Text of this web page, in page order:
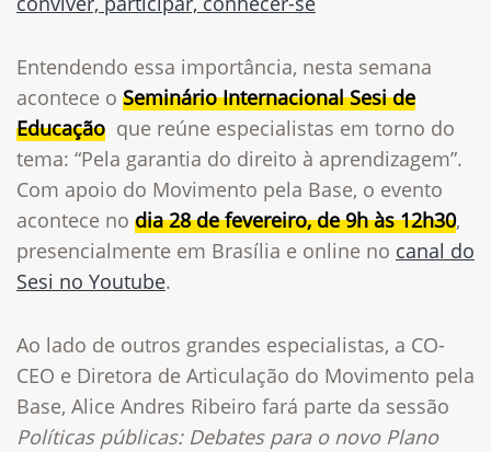
Entendendo essa importância, nesta semana
acontece o Seminário Internacional Sesi de
Educação que reúne especialistas em torno do
tema: “Pela garantia do direito à aprendizagem”.
Com apoio do Movimento pela Base, o evento
acontece no dia 28 de fevereiro, de 9h às 12h30,
presencialmente em Brasília e online no canal do
Sesi no Youtube.
Ao lado de outros grandes especialistas, a CO-
CEO e Diretora de Articulação do Movimento pela
Base, Alice Andres Ribeiro fará parte da sessão
Políticas públicas: Debates para o novo Plano